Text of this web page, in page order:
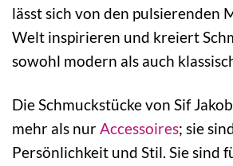
lässt sich von den pulsierenden
Welt inspirieren und kreiert
sowohl modern als auch
Die Schmuckstücke von Sif
mehr als nurAccessoires; sie
Persönlichkeit und Stil. Sie sind